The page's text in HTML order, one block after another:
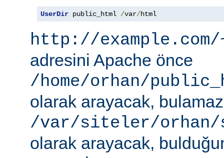
UserDir public_html /var/html
http://example.com/
adresini Apache önce
/home/orhan/
olarak arayacak,
/var/siteler/orhan/
olarak arayacak,